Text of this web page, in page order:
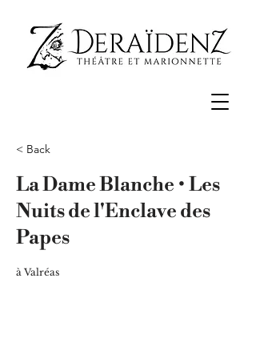
< Back
La Dame Blanche • Les
Nuits de l'Enclave des
Papes
à Valréas